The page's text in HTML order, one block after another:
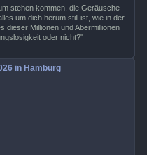
stehen kommen, die Geräusche
um dich herum still ist, wie in der
dieser Millionen und Abermillionen
oder nicht?"
in Hamburg